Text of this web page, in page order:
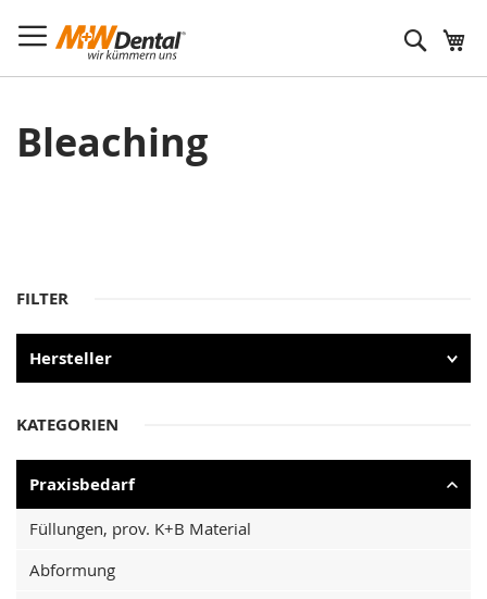
Suche
Bleaching
FILTER
Hersteller
KATEGORIEN
Praxisbedarf
Füllungen, prov. K+B Material
Abformung